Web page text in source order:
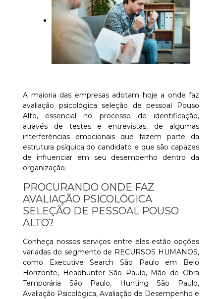
A maioria das empresas adotam hoje a onde faz
avaliação psicológica seleção de pessoal Pouso
Alto, essencial no processo de identificação,
através de testes e entrevistas, de algumas
interferências emocionais que fazem parte da
estrutura psíquica do candidato e que são capazes
de influenciar em seu desempenho dentro da
organização.
PROCURANDO ONDE FAZ
AVALIAÇÃO PSICOLÓGICA
SELEÇÃO DE PESSOAL POUSO
ALTO?
Conheça nossos serviços entre eles estão opções
variadas do segmento de RECURSOS HUMANOS,
como Executive Search São Paulo em Belo
Horizonte, Headhunter São Paulo, Mão de Obra
Temporária São Paulo, Hunting São Paulo,
Avaliação Psicológica, Avaliação de Desempenho e